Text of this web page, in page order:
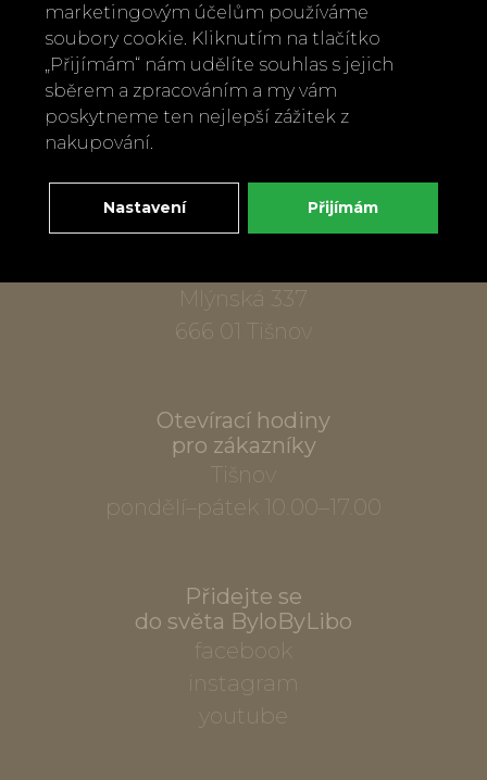
Zavolejte nám
+420 737 886 915
Napište nám
info@bylobylibo.cz
Mlýnská 337
666 01 Tišnov
Otevírací hodiny
pro zákazníky
Tišnov
pondělí–pátek 10.00–17.00
Přidejte se
do světa ByloByLibo
facebook
instagram
youtube
marketingovým účelům používáme
soubory cookie. Kliknutím na tlačítko
„Přijímám“ nám udělíte souhlas s jejich
sběrem a zpracováním a my vám
poskytneme ten nejlepší zážitek z
nakupování.
Nastavení Přijímám